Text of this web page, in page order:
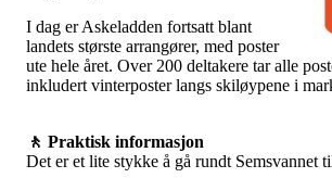
I dag er Askeladden fortsatt blant
landets største arrangører, med poster
ute hele året. Over 200 deltakere tar alle
inkludert vinterposter langs skiløypene i
🚶 Praktisk informasjon
Det er et lite stykke å gå rundt Semsvannet